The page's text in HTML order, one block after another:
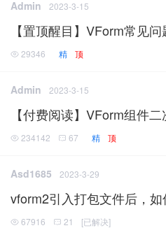
Admin 2023-3-15
【置顶醒目】VForm常见
29346 精 顶
Admin 2023-3-15
【付费阅读】VForm组件
234142 67 精 顶
Asd1685 2023-3-29
vform2引入打包文件后，
67916 21 [已解决]